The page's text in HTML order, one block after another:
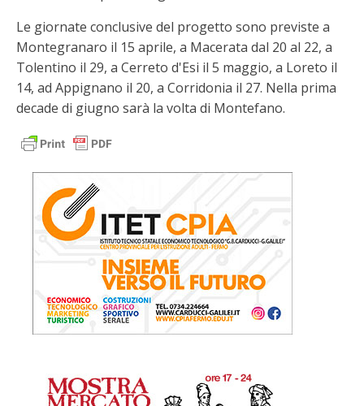
Le giornate conclusive del progetto sono previste a
Montegranaro il 15 aprile, a Macerata dal 20 al 22, a
Tolentino il 29, a Cerreto d'Esi il 5 maggio, a Loreto il
14, ad Appignano il 20, a Corridonia il 27. Nella prima
decade di giugno sarà la volta di Montefano.